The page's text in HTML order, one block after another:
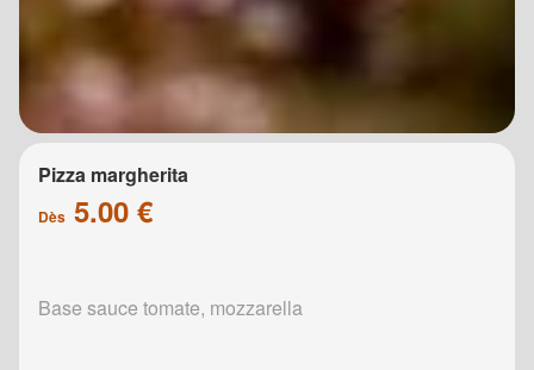
Pizza margherita
Dès 5.00 €
Base sauce tomate, mozzarella